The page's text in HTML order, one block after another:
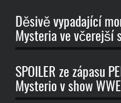
Děsivě vypadající
Mysteria ve včerejší
SPOILER ze zápasu
Mysterio v show